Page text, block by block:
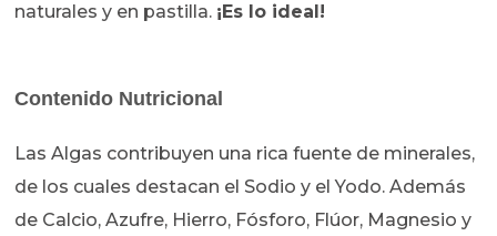
naturales y en pastilla. ¡Es lo ideal!
Contenido Nutricional
Las Algas contribuyen una rica fuente de minerales,
de los cuales destacan el Sodio y el Yodo. Además
de Calcio, Azufre, Hierro, Fósforo, Flúor, Magnesio y